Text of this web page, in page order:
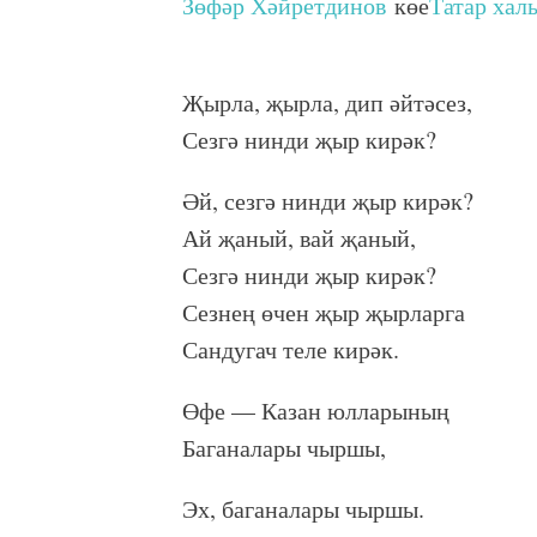
Җырла, җырла, дип әйтәсез,
Сезгә нинди җыр кирәк?
Әй, сезгә нинди җыр кирәк?
Ай җаный, вай җаный,
Сезгә нинди җыр кирәк?
Сезнең өчен җыр җырларга
Сандугач теле кирәк.
Өфе — Казан юлларының
Баганалары чыршы,
Эх, баганалары чыршы.